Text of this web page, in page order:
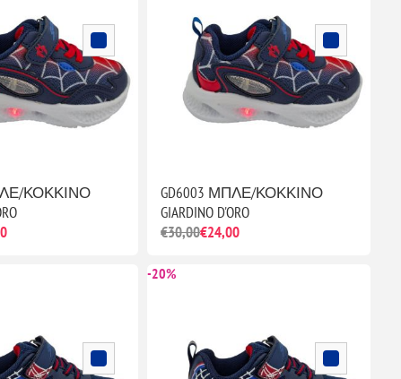
ΚΟΚΚΙΝΟ
GD6003 ΜΠΛΕ/ΚΟΚΚΙΝΟ
GIARDINO D'ORO
€30,00€24,00
-20%